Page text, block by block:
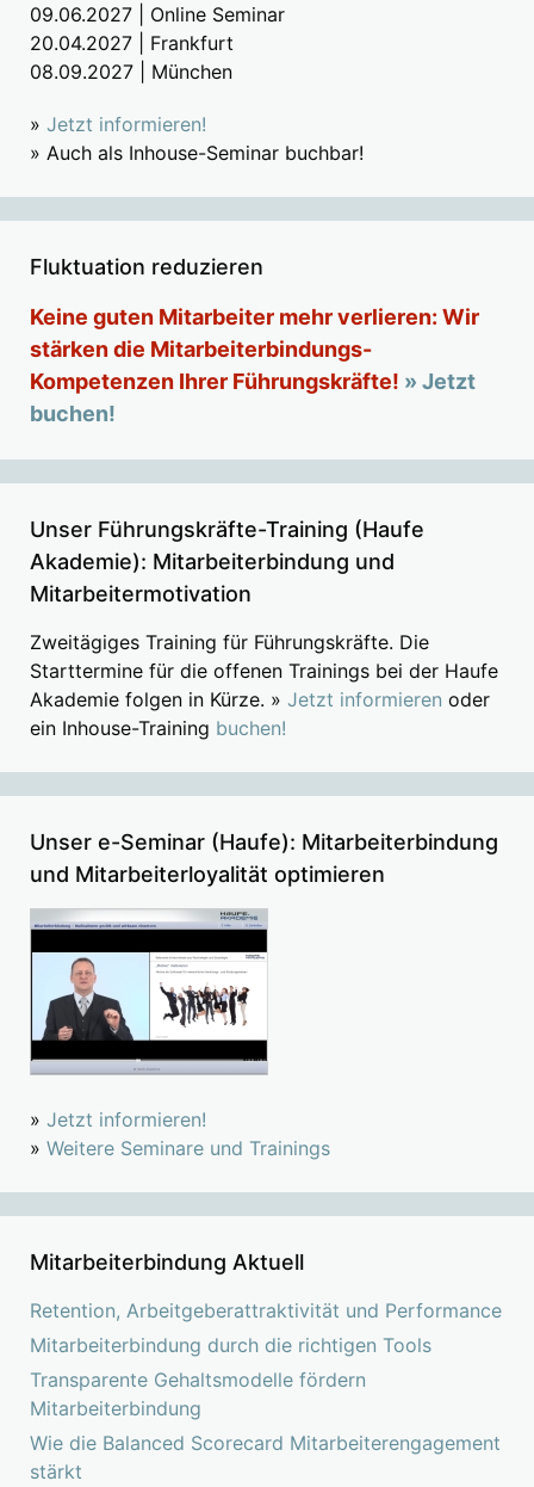
09.06.2027 | Online Seminar
20.04.2027 | Frankfurt
08.09.2027 | München
» Jetzt informieren!
» Auch als Inhouse-Seminar buchbar!
Fluktuation reduzieren
Keine guten Mitarbeiter mehr verlieren: Wir
stärken die Mitarbeiterbindungs-
Kompetenzen Ihrer Führungskräfte! » Jetzt
buchen!
Unser Führungskräfte-Training (Haufe
Akademie): Mitarbeiterbindung und
Mitarbeitermotivation
Zweitägiges Training für Führungskräfte. Die
Starttermine für die offenen Trainings bei der Haufe
Akademie folgen in Kürze. » Jetzt informieren oder
ein Inhouse-Training buchen!
Unser e-Seminar (Haufe): Mitarbeiterbindung
und Mitarbeiterloyalität optimieren
» Jetzt informieren!
» Weitere Seminare und Trainings
Mitarbeiterbindung Aktuell
Retention, Arbeitgeberattraktivität und Performance
Mitarbeiterbindung durch die richtigen Tools
Transparente Gehaltsmodelle fördern
Mitarbeiterbindung
Wie die Balanced Scorecard Mitarbeiterengagement
stärkt